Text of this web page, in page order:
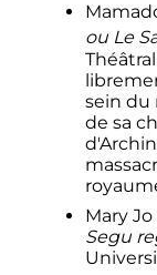
ou Le
sein du
de sa
Mary
Segu